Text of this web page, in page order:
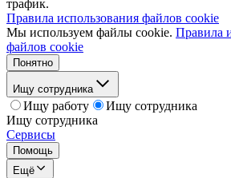
трафик.
Правила использования файлов cookie
Мы используем файлы cookie. Правила
файлов cookie
Понятно
Ищу сотрудника
Ищу работу
Ищу сотрудника
Ищу сотрудника
Сервисы
Помощь
Ещё